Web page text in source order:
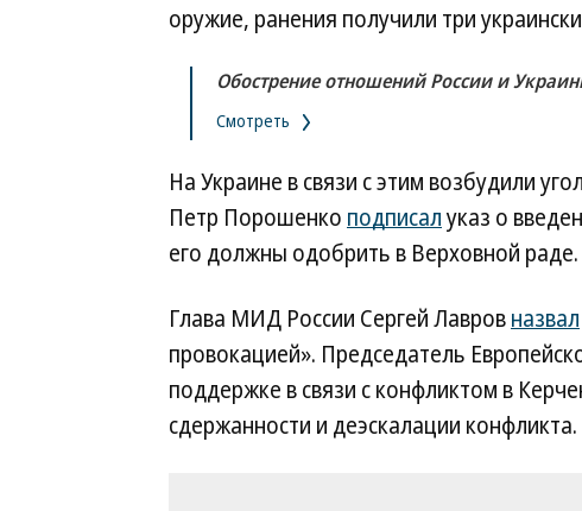
оружие, ранения получили три
Обострение отношений России и
Смотреть
На Украине в связи с этим возбудили
Петр Порошенко подписалуказ о
его должны одобрить в Верховной раде.
Глава МИД России Сергей Лавровназвал
провокацией». Председатель
поддержке в связи с конфликтом в
сдержанности и деэскалации конфликта.